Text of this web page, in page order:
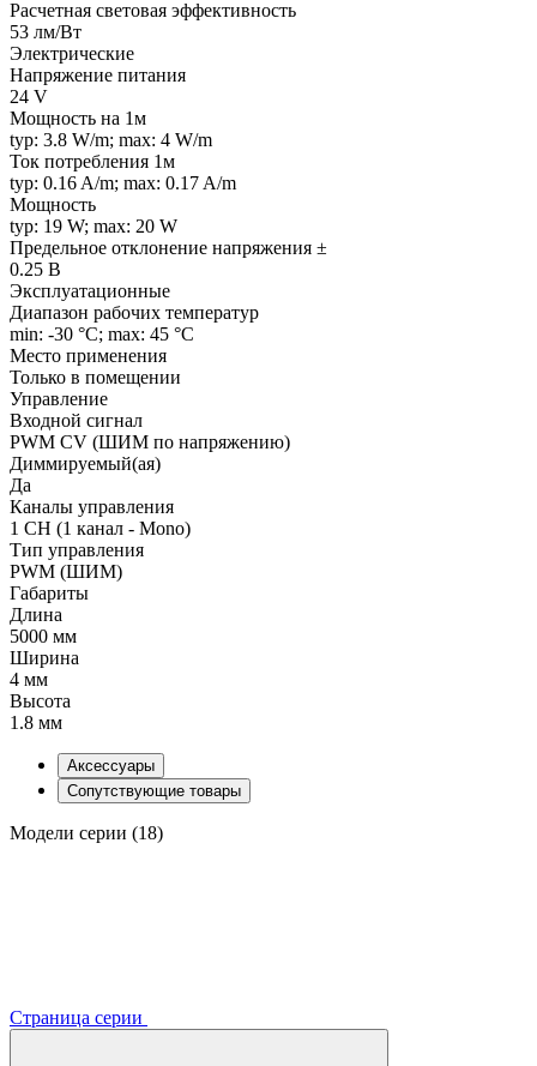
Расчетная световая эффективность
53 лм/Вт
Электрические
Напряжение питания
24 V
Мощность на 1м
typ: 3.8 W/m; max: 4 W/m
Ток потребления 1м
typ: 0.16 A/m; max: 0.17 A/m
Мощность
typ: 19 W; max: 20 W
Предельное отклонение напряжения ±
0.25 В
Эксплуатационные
Диапазон рабочих температур
min: -30 °C; max: 45 °C
Место применения
Только в помещении
Управление
Входной сигнал
PWM СV (ШИМ по напряжению)
Диммируемый(ая)
Да
Каналы управления
1 CH (1 канал - Mono)
Тип управления
PWM (ШИМ)
Габариты
Длина
5000 мм
Ширина
4 мм
Высота
1.8 мм
Аксессуары
Сопутствующие товары
Модели серии (18)
Страница серии